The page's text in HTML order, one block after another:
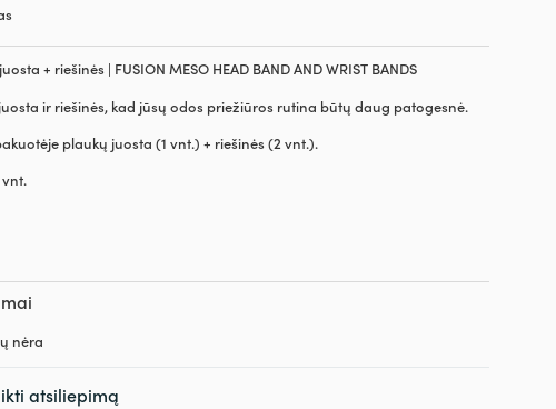
+ riešinės | FUSION MESO HEAD BAND AND WRIST BANDS
ir riešinės, kad jūsų odos priežiūros rutina būtų daug patogesnė.
plaukų juosta (1 vnt.) + riešinės (2 vnt.).
vnt.
nėra
atsiliepimą